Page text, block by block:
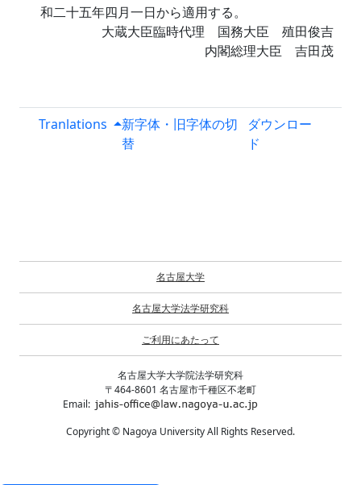
和二十五年四月一日から適用する。
大蔵大臣臨時代理 国務大臣 殖田俊吉
内閣総理大臣 吉田茂
Tranlations
新字体・旧字体の切
替
ダウンロー
ド
名古屋大学
名古屋大学法学研究科
ご利用にあたって
名古屋大学大学院法学研究科
〒464-8601 名古屋市千種区不老町
Email:
Copyright © Nagoya University All Rights Reserved.